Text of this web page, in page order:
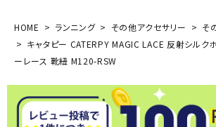
HOME ランニング その他アクセサリー
そ
キャタピー CATERPY MAGIC LACE 反射シルク
ーレース 靴紐 M120-RSW